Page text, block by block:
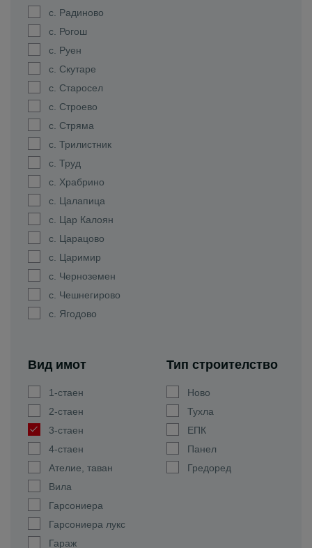
с. Радиново
с. Рогош
с. Руен
с. Скутаре
с. Старосел
с. Строево
с. Стряма
с. Трилистник
с. Труд
с. Храбрино
с. Цалапица
с. Цар Калоян
с. Царацово
с. Царимир
с. Черноземен
с. Чешнегирово
с. Ягодово
Вид имот
1-стаен
2-стаен
3-стаен
4-стаен
Ателие, таван
Вила
Гарсониера
Гарсониера лукс
Гараж
Тип строителство
Ново
Тухла
ЕПК
Панел
Гредоред